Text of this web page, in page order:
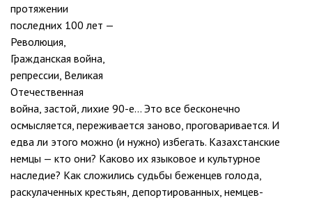
протяжении
последних 100 лет —
Революция,
Гражданская война,
репрессии, Великая
Отечественная
война, застой, лихие 90-е… Это все бесконечно
осмысляется, переживается заново, проговаривается. И
едва ли этого можно (и нужно) избегать. Казахстанские
немцы — кто они? Каково их языковое и культурное
наследие? Как сложились судьбы беженцев голода,
раскулаченных крестьян, депортированных, немцев-